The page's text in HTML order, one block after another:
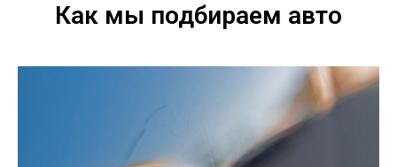
Как мы подбираем авто